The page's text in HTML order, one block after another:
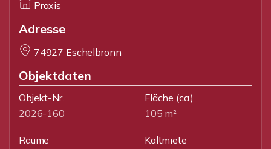
Praxis
Adresse
74927 Eschelbronn
Objektdaten
Objekt-Nr.
2026-160
Fläche (ca.)
105 m²
Räume
Kaltmiete